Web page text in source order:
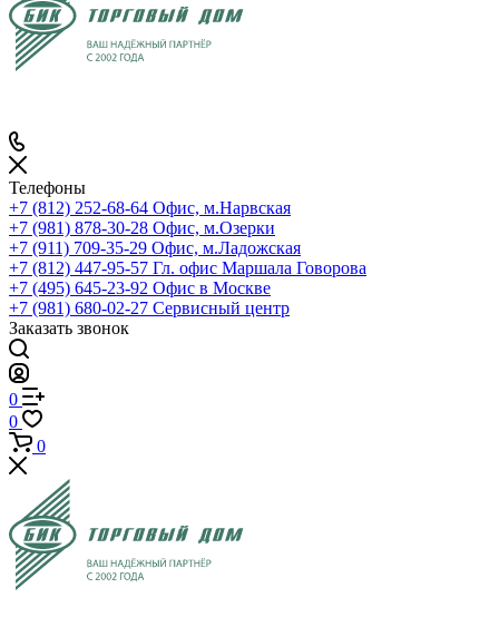
Телефоны
+7 (812) 252-68-64 Офис, м.Нарвская
+7 (981) 878-30-28 Офис, м.Озерки
+7 (911) 709-35-29 Офис, м.Ладожская
+7 (812) 447-95-57 Гл. офис Маршала Говорова
+7 (495) 645-23-92 Офис в Москве
+7 (981) 680-02-27 Сервисный центр
Заказать звонок
0
0
0